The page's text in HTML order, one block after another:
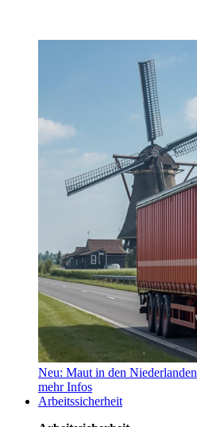
Neu: Maut in den Niederlanden
mehr Infos
Arbeitssicherheit